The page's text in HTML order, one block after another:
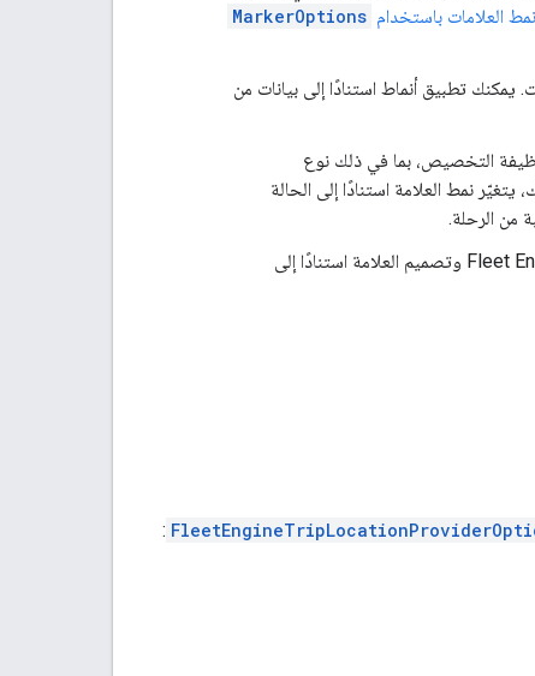
العلامات باستخدام MarkerOptions
يمكنك تطبيق أنماط استنادًا إلى بيانات من
وظيفة التخصيص، بما في ذلك نوع
نمط العلامة استنادًا إلى الحالة
من الرحلة.
: يمكنك دمج بيانات مشاركة الرحلة مع بيانات من مصادر خارج Fleet Engine وتصميم العلامة استنادًا إلى
: